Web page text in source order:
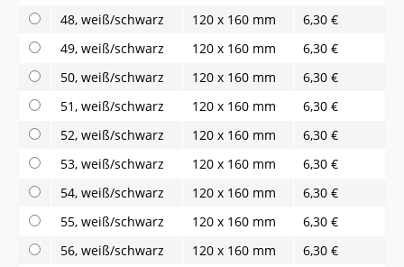
48, weiß/schwarz
120 x 160 mm
6,30 €
49, weiß/schwarz
120 x 160 mm
6,30 €
50, weiß/schwarz
120 x 160 mm
6,30 €
51, weiß/schwarz
120 x 160 mm
6,30 €
52, weiß/schwarz
120 x 160 mm
6,30 €
53, weiß/schwarz
120 x 160 mm
6,30 €
54, weiß/schwarz
120 x 160 mm
6,30 €
55, weiß/schwarz
120 x 160 mm
6,30 €
56, weiß/schwarz
120 x 160 mm
6,30 €